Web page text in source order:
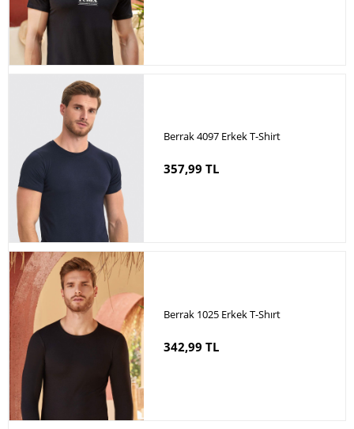
Berrak 4097 Erkek T-Shirt
357,99 TL
Berrak 1025 Erkek T-Shırt
342,99 TL